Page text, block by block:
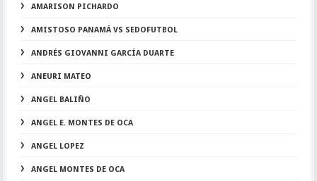
AMARISON PICHARDO
AMISTOSO PANAMÁ VS SEDOFUTBOL
ANDRÉS GIOVANNI GARCÍA DUARTE
ANEURI MATEO
ANGEL BALIÑO
ANGEL E. MONTES DE OCA
ANGEL LOPEZ
ANGEL MONTES DE OCA